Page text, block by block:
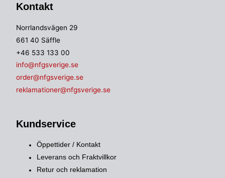
Kontakt
Norrlandsvägen 29
661 40 Säffle
+46 533 133 00
info@nfgsverige.se
order@nfgsverige.se
reklamationer@nfgsverige.se
Kundservice
Öppettider / Kontakt
Leverans och Fraktvillkor
Retur och reklamation